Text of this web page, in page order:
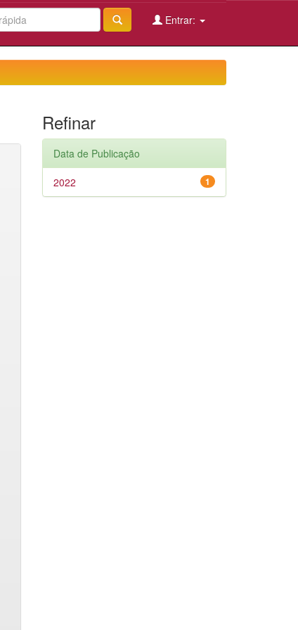
Entrar:
Refinar
Data de Publicação
1
2022